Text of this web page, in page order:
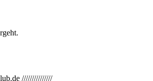
///////////////